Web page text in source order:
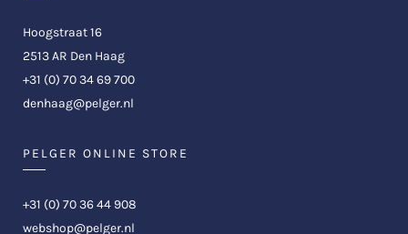
Hoogstraat 16
2513 AR Den Haag
+31 (0) 70 34 69 700
denhaag@pelger.nl
PELGER ONLINE STORE
+31 (0) 70 36 44 908
webshop@pelger.nl